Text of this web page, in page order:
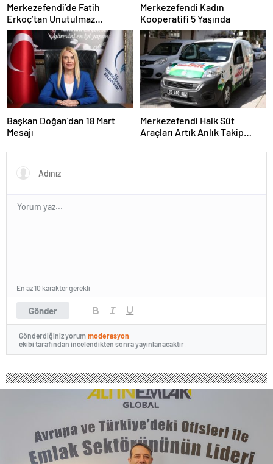
Merkezefendi’de Fatih
Erkoç’tan Unutulmaz
Ramazan Konseri
Merkezefendi Kadın
Kooperatifi 5 Yaşında
Başkan Doğan’dan 18 Mart
Mesajı
Merkezefendi Halk Süt
Araçları Artık Anlık Takip
Gönder
En az 10 karakter gerekli
Gönderdiğiniz yorum moderasyon
ekibi tarafından incelendikten sonra yayınlanacaktır.